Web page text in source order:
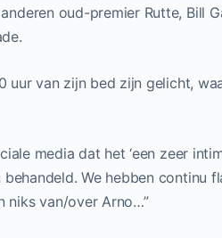
oud-premier Rutte, Bill
uur van zijn bed zijn gelicht,
media dat het ‘een zeer
We hebben continu
niks van/over Arno…”